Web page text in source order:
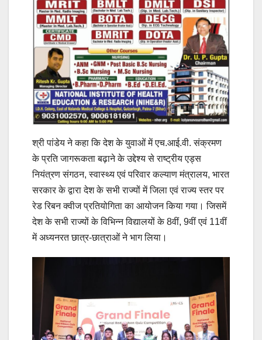
श्री पांडेय ने कहा कि देश के युवाओं में एच.आई.वी. संक्रमण
के प्रति जागरूकता बढ़ाने के उद्देश्य से राष्ट्रीय एड्स
नियंत्रण संगठन, स्वास्थ्य एवं परिवार कल्याण मंत्रालय, भारत
सरकार के द्वारा देश के सभी राज्यों में जिला एवं राज्य स्तर पर
रेड रिबन क्वीज प्रतियोगिता का आयोजन किया गया। जिसमें
देश के सभी राज्यों के विभिन्न विद्यालयों के 8वीं, 9वीं एवं 11वीं
में अध्यनरत छात्र-छात्राओं ने भाग लिया।